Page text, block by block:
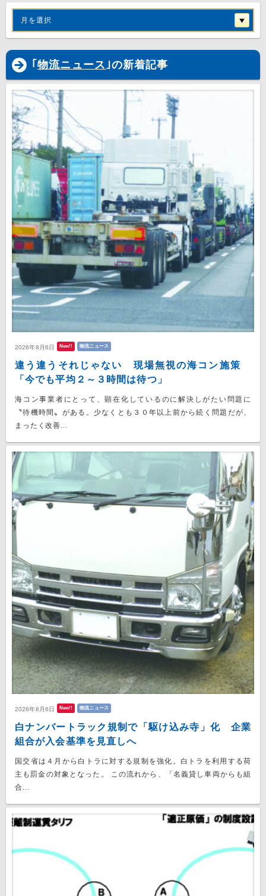
月を選択
｢ 物流ニュース｣の新着記事
2026年8月6日 New!! 物流ニュース
違う違うそれじゃない 現場無視の海コン施策
「今でも平均２～３時間は待つ」
海コン事業者にとって、顕在化しているのに解決しがたい問題に
〝待機時間〟がある。少なくとも３０年以上前から続く問題だが、
まったく改善...
2026年8月6日 New!! 物流ニュース
白ナンバートラック規制で「駆け込み寺」化 企業
組合が入会基準を見直しへ
国交省は４月から白トラに対する規制を強化。白トラを利用する荷
主も罰金の対象となった。 この流れから、「名義貸し車両からも組
合...